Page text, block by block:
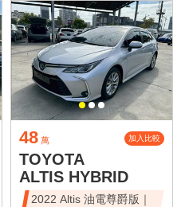
48 萬 加入比較
TOYOTA
ALTIS HYBRID
2022 Altis 油電尊爵版｜